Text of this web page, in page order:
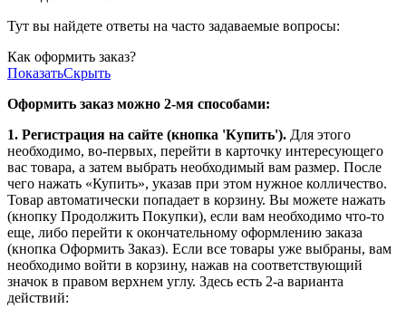
Тут вы найдете ответы на часто задаваемые вопросы:
Как оформить заказ?
ПоказатьСкрыть
Оформить заказ можно 2-мя способами:
1. Регистрация на сайте (кнопка 'Купить'). Для этого
необходимо, во-первых, перейти в карточку интересующего
вас товара, а затем выбрать необходимый вам размер. После
чего нажать «Купить», указав при этом нужное колличество.
Товар автоматически попадает в корзину. Вы можете нажать
(кнопку Продолжить Покупки), если вам необходимо что-то
еще, либо перейти к окончательному оформлению заказа
(кнопка Оформить Заказ). Если все товары уже выбраны, вам
необходимо войти в корзину, нажав на соответствующий
значок в правом верхнем углу. Здесь есть 2-а варианта
действий: